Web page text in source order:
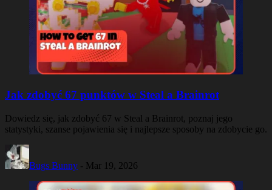
Jak zdobyć 67 punktów w Steal a Brainrot
Dowiedz się, jak zdobyć 67 w Steal a Brainrot, poznaj jego
statystyki, szanse pojawienia się i najlepsze sposoby na zdobycie go.
Bugs Bunny - Mar 19, 2026